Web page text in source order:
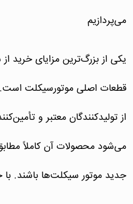
می‌پردازیم
قطعات اصلی موتورسیکلت
از تولیدکنندگان معتبر و
می‌شود محصولات آن کاملاً
جدید موتور سیکلت‌ها باشند. با خرید از